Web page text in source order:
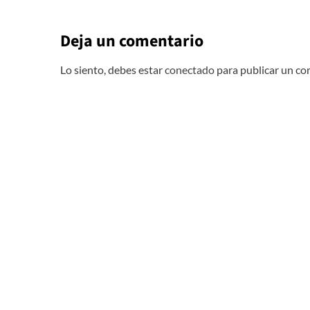
Deja un comentario
Lo siento, debes estarconectado para publicar un